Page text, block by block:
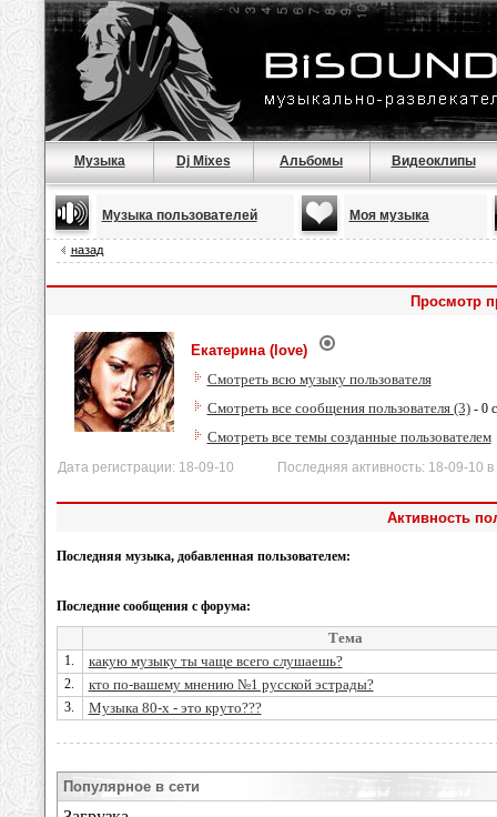
Музыка Dj Mixes Альбомы Видеоклипы
Музыка пользователей Моя музыка
назад
Просмотр
Екатерина (love)
Смотреть всю музыку пользователя
Смотреть все сообщения пользователя (3)- 0
Смотреть все темы созданные пользователем
Дата регистрации: 18-09-10 Последняя активность: 18-09-10 в
Активность
Последняя музыка, добавленная пользователем:
Последние сообщения с форума:
Тема
1. какую музыку ты чаще всего слушаешь?
2. кто по-вашему мнению №1 русской эстрады?
3. Музыка 80-х - это круто???
Популярное в сети